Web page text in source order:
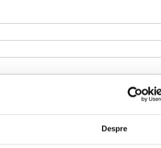
Despre